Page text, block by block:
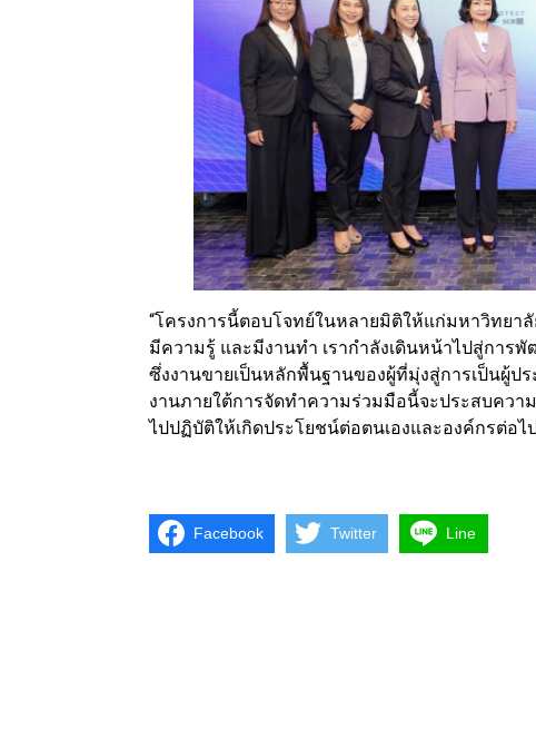
“โครงการนี้ตอบโจทย์ในหลายมิติให้แก่มหาวิทยา
มีความรู้ และมีงานทำ เรากำลังเดินหน้าไปสู่กา
ซึ่งงานขายเป็นหลักพื้นฐานของผู้ที่มุ่งสู่การเป็นผู้ป
งานภายใต้การจัดทำความร่วมมือนี้จะประสบคว
ไปปฏิบัติให้เกิดประโยชน์ต่อตนเองและองค์กรต่อไ
Facebook Twitter Line